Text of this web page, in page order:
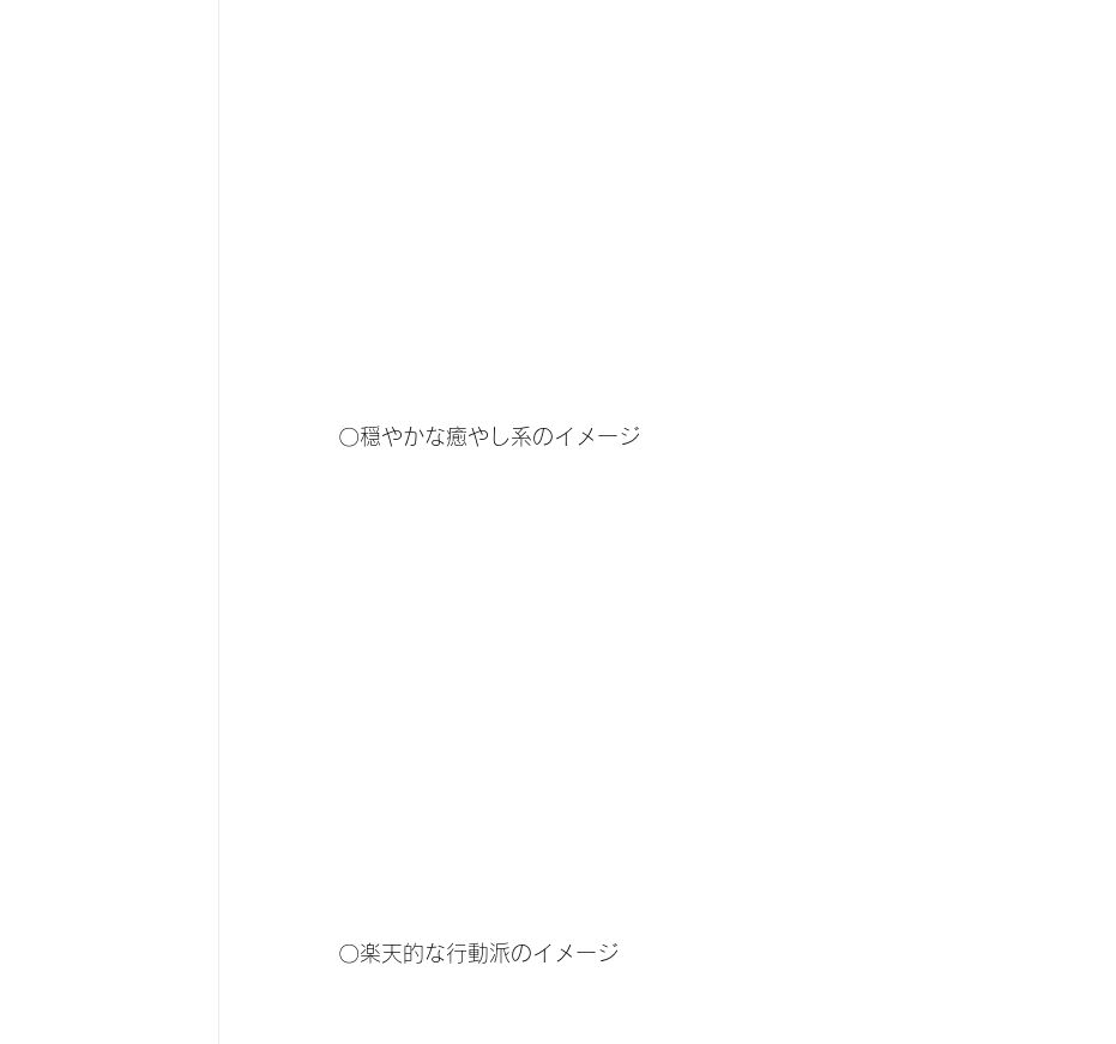
〇穏やかな癒やし系のイメージ
〇楽天的な行動派のイメージ